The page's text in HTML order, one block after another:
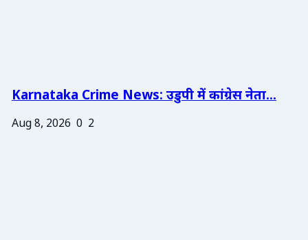
Karnataka Crime News: उडुपी में कांग्रेस नेता...
Aug 8, 2026 0 2